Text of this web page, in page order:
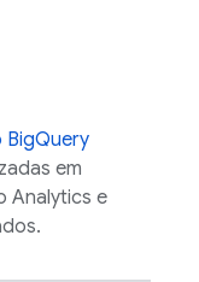
BigQuery
em
Analytics e